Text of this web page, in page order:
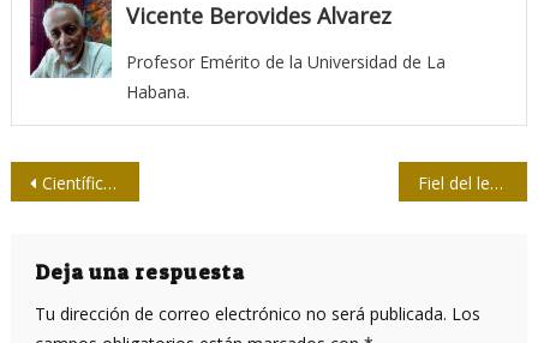
Vicente Berovides Alvarez
Profesor Emérito de la Universidad de La
Habana.
Navegación
entradas
Científicos cubanos investigan persistencia de la positividad del SARS-CoV-2 Fiel del lenguaje 34 / El idioma como patria
Deja una respuesta
Tu dirección de correo electrónico no será publicada. Los